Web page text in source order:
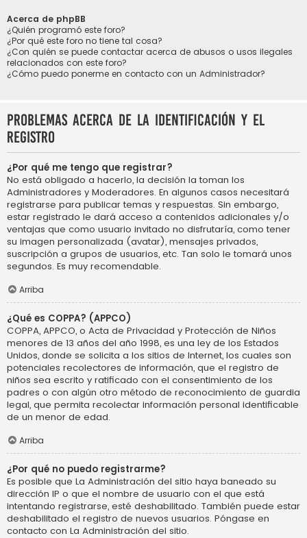
Acerca de phpBB
¿Quién programó este foro?
¿Por qué este foro no tiene tal cosa?
¿Con quién se puede contactar acerca de abusos o usos ilegales
relacionados con este foro?
¿Cómo puedo ponerme en contacto con un Administrador?
Problemas acerca de la identificación y el
registro
¿Por qué me tengo que registrar?
No está obligado a hacerlo, la decisión la toman los
Administradores y Moderadores. En algunos casos necesitará
registrarse para publicar temas y respuestas. Sin embargo,
estar registrado le dará acceso a contenidos adicionales y/o
ventajas que como usuario invitado no disfrutaría, como tener
su imagen personalizada (avatar), mensajes privados,
suscripción a grupos de usuarios, etc. Tan solo le tomará unos
segundos. Es muy recomendable.
Arriba
¿Qué es COPPA? (APPCO)
COPPA, APPCO, o Acta de Privacidad y Protección de Niños
menores de 13 años del año 1998, es una ley de los Estados
Unidos, donde se solicita a los sitios de Internet, los cuales son
potenciales recolectores de información, que el registro de
niños sea escrito y ratificado con el consentimiento de los
padres o con algún otro método de reconocimiento de guardia
legal, que permita recolectar información personal identificable
de un menor de edad.
Arriba
¿Por qué no puedo registrarme?
Es posible que La Administración del sitio haya baneado su
dirección IP o que el nombre de usuario con el que está
intentando registrarse, esté deshabilitado. También puede estar
deshabilitado el registro de nuevos usuarios. Póngase en
contacto con La Administración del sitio.